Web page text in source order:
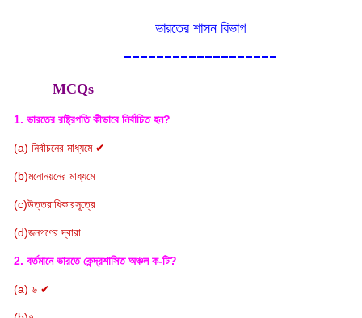
ভারতের শাসন বিভাগ
-------------------
MCQs
1. ভারতের রাষ্ট্রপতি কীভাবে নির্বাচিত হন?
(a) নির্বাচনের মাধ্যমে ✔
(b)মনোনয়নের মাধ্যমে
(c)উত্তরাধিকারসূত্রে
(d)জনগণের দ্বারা
2. বর্তমানে ভারতে কেন্দ্রশাসিত অঞ্চল ক-টি?
(a) ৬ ✔